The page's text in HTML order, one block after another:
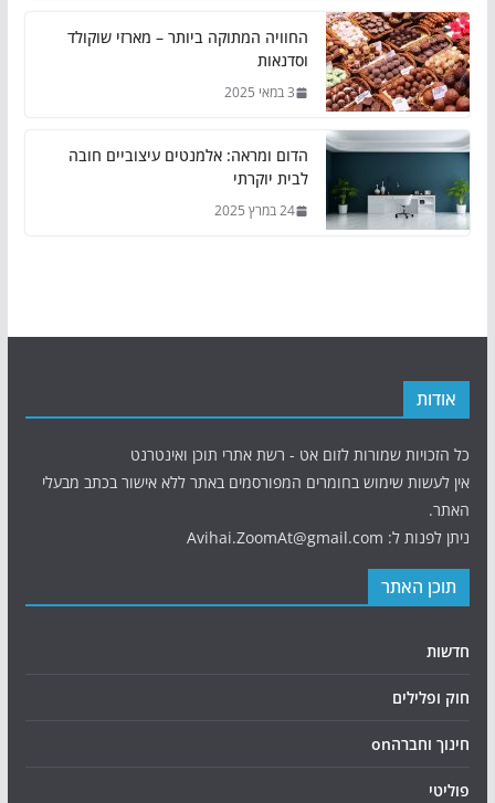
החוויה המתוקה ביותר – מארזי שוקולד
וסדנאות
3 במאי 2025
הדום ומראה: אלמנטים עיצוביים חובה
לבית יוקרתי
24 במרץ 2025
אודות
כל הזכויות שמורות לזום אט - רשת אתרי תוכן ואינטרנט
אין לעשות שימוש בחומרים המפורסמים באתר ללא אישור בכתב מבעלי
האתר.
ניתן לפנות ל: Avihai.ZoomAt@gmail.com
תוכן האתר
חדשות
חוק ופלילים
חינוך וחברהon
פוליטי